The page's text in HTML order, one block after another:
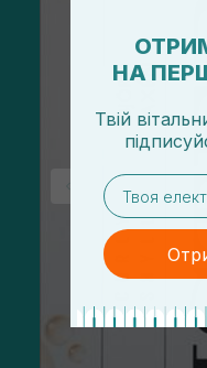
НА
Твій
email